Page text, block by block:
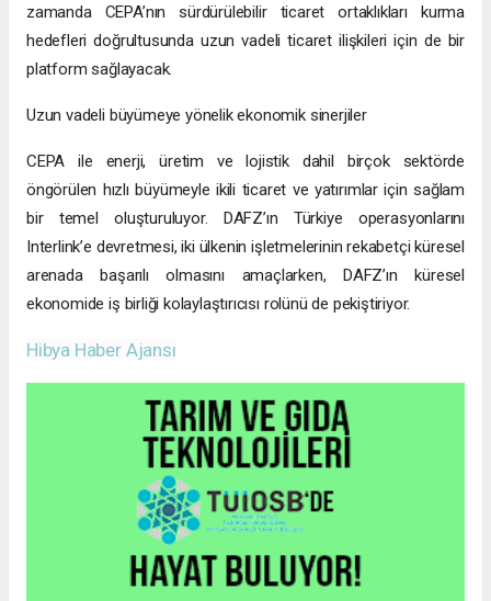
zamanda CEPA’nın sürdürülebilir ticaret ortaklıkları kurma
hedefleri doğrultusunda uzun vadeli ticaret ilişkileri için de bir
platform sağlayacak.
Uzun vadeli büyümeye yönelik ekonomik sinerjiler
CEPA ile enerji, üretim ve lojistik dahil birçok sektörde
öngörülen hızlı büyümeyle ikili ticaret ve yatırımlar için sağlam
bir temel oluşturuluyor. DAFZ’ın Türkiye operasyonlarını
Interlink’e devretmesi, iki ülkenin işletmelerinin rekabetçi küresel
arenada başarılı olmasını amaçlarken, DAFZ’ın küresel
ekonomide iş birliği kolaylaştırıcısı rolünü de pekiştiriyor.
Hibya Haber Ajansı